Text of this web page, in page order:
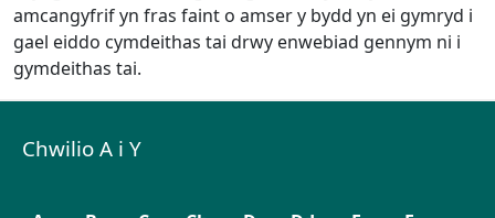
amcangyfrif yn fras faint o amser y bydd yn ei gymryd i
gael eiddo cymdeithas tai drwy enwebiad gennym ni i
gymdeithas tai.
Chwilio A i Y